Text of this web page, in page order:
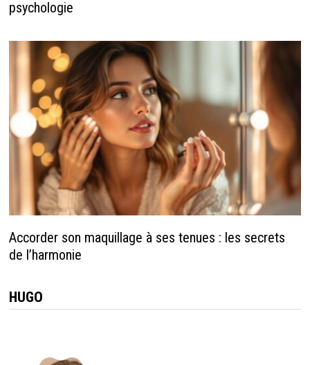
psychologie
Accorder son maquillage à ses tenues : les secrets
de l’harmonie
HUGO